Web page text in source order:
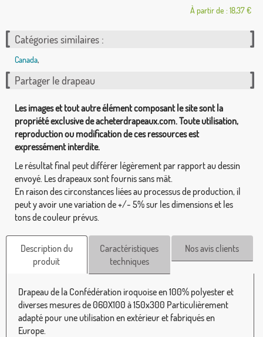
À partir de : 18,37 €
Catégories similaires :
Canada,
Partager le drapeau
Les images et tout autre élément composant le site sont la
propriété exclusive de acheterdrapeaux.com. Toute utilisation,
reproduction ou modification de ces ressources est
expressément interdite.
Le résultat final peut différer légèrement par rapport au dessin
envoyé. Les drapeaux sont fournis sans mât.
En raison des circonstances liées au processus de production, il
peut y avoir une variation de +/- 5% sur les dimensions et les
tons de couleur prévus.
Description du
produit
Caractéristiques
techniques
Nos avis clients
Drapeau de la Confédération iroquoise en 100% polyester et
diverses mesures de 060X100 à 150x300 Particulièrement
adapté pour une utilisation en extérieur et fabriqués en
Europe.